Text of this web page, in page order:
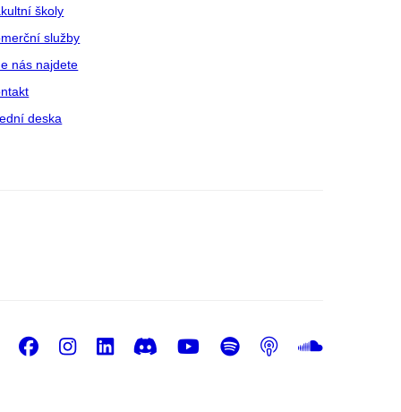
školy
služby
nás najdete
deska
Facebook
Instagram
LinkedIn
DiscordYoutube
Spotify
Podcast